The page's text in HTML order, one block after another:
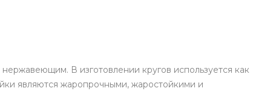
В изготовлении кругов используется как
являются жаропрочными, жаростойкими и